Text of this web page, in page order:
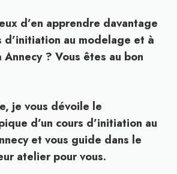
d’en apprendre davantage
d’initiation au modelage et à
? Vous êtes au bon
je vous dévoile le
d’un cours d’initiation au
et vous guide dans le
atelier pour vous.